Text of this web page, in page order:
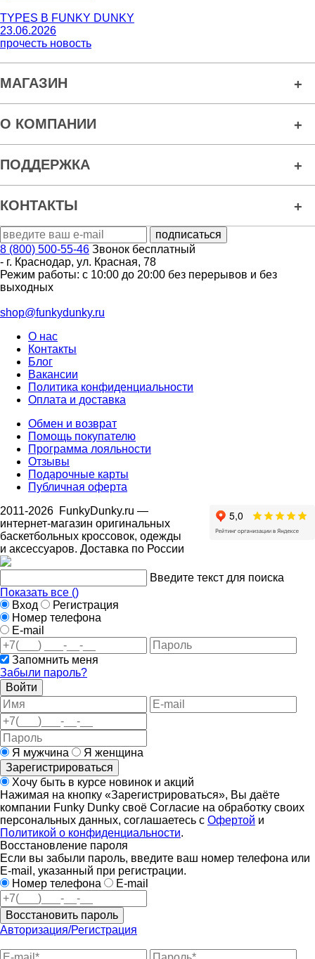
TYPES В FUNKY DUNKY
23.06.2026
прочесть новость
МАГАЗИН
О КОМПАНИИ
ПОДДЕРЖКА
КОНТАКТЫ
8 (800) 500-55-46 Звонок бесплатный
- г. Краснодар, ул. Красная, 78
Режим работы: с 10:00 до 20:00 без перерывов и без
выходных
shop@funkydunky.ru
О нас
Контакты
Блог
Вакансии
Политика конфиденциальности
Оплата и доставка
Обмен и возврат
Помощь покупателю
Программа лояльности
Отзывы
Подарочные карты
Публичная оферта
2011-2026 FunkyDunky.ru —
интернет-магазин оригинальных
баскетбольных кроссовок, одежды
и аксессуаров. Доставка по России
Введите текст для поиска
Показать все ()
Вход
Регистрация
Номер телефона
E-mail
Запомнить меня
Забыли пароль?
Войти
Я мужчина
Я женщина
Зарегистрироваться
Хочу быть в курсе новинок и акций
Нажимая на кнопку «Зарегистрироваться», Вы даёте
компании Funky Dunky своё Согласие на обработку своих
персональных данных, соглашаетесь с Офертой и
Политикой о конфиденциальности.
Восстановление пароля
Если вы забыли пароль, введите ваш номер телефона или
E-mail, указанный при регистрации.
Номер телефона
E-mail
Восстановить пароль
Авторизация/Регистрация